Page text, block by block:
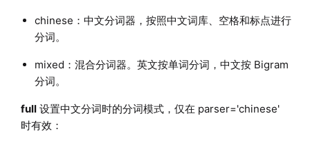
chinese：中文分词器，按照中文词库、空格和标点进行
分词。
mixed：混合分词器。英文按单词分词，中文按 Bigram
分词。
full设置中文分词时的分词模式，仅在 parser='chinese'
时有效：